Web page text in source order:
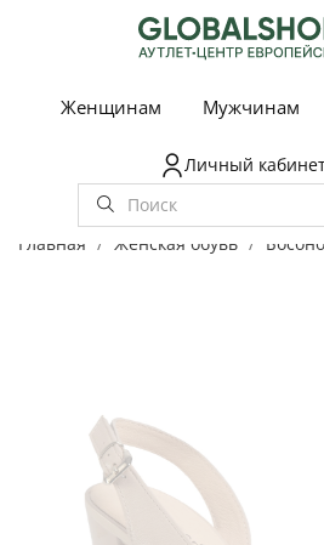
Женщинам Мужчинам
Личный
Главная Женская обувь